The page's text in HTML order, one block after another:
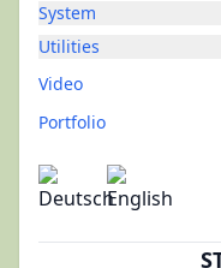
System
Utilities
Video
Portfolio